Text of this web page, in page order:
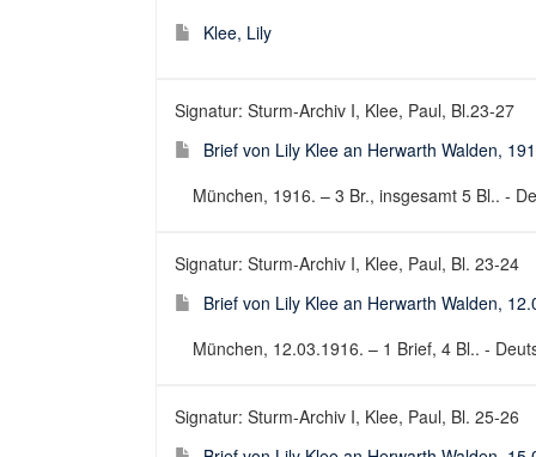
Klee, Lily
Signatur: Sturm-Archiv I, Klee, Paul, Bl.23-27
Brief von Lily Klee an Herwarth Walden,
München, 1916. – 3 Br., insgesamt 5 Bl.. -
Signatur: Sturm-Archiv I, Klee, Paul, Bl. 23-24
Brief von Lily Klee an Herwarth Walden,
München, 12.03.1916. – 1 Brief, 4 Bl.. -
Signatur: Sturm-Archiv I, Klee, Paul, Bl. 25-26